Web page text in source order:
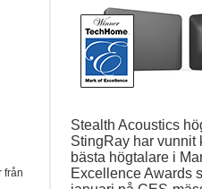
från
Stealth Acoustics
StingRay har vunnit
bästa högtalare i
Excellence Awards